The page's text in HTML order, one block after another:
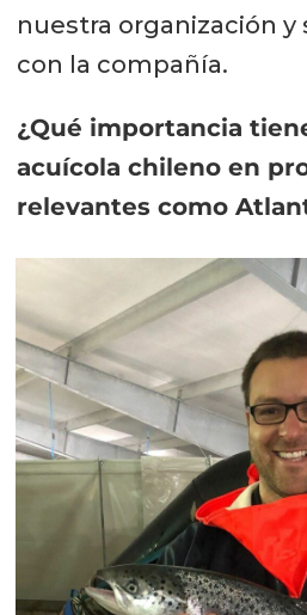
nuestra organización
con la compañía.
¿Qué importancia
acuícola chileno en
relevantes como